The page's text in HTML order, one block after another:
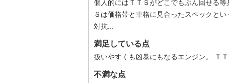
個人的にはＴＴＳがどこでもぶん回せる
Ｓは価格帯と車格に見合ったスペックと
対抗...
満足している点
扱いやすくも凶暴にもなるエンジン。 Ｔ
不満な点